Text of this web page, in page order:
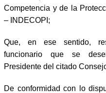
Competencia y de la
– INDECOPI;
Que, en ese sentido,
funcionario que se
Presidente del citado
De conformidad con lo